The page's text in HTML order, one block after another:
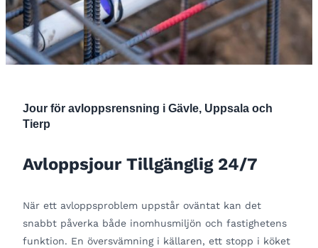
Jour för avloppsrensning i Gävle, Uppsala och
Tierp
Avloppsjour Tillgänglig 24/7
När ett avloppsproblem uppstår oväntat kan det
snabbt påverka både inomhusmiljön och fastighetens
funktion. En översvämning i källaren, ett stopp i köket